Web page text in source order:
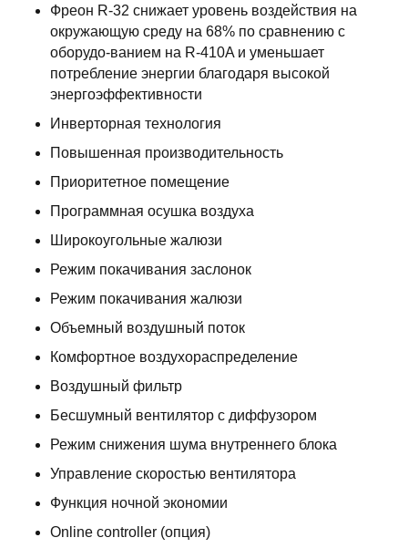
Фреон R-32 снижает уровень воздействия на
окружающую среду на 68% по сравнению с
оборудо-ванием на R-410A и уменьшает
потребление энергии благодаря высокой
энергоэффективности
Инверторная технология
Повышенная производительность
Приоритетное помещение
Программная осушка воздуха
Широкоугольные жалюзи
Режим покачивания заслонок
Режим покачивания жалюзи
Объемный воздушный поток
Комфортное воздухораспределение
Воздушный фильтр
Бесшумный вентилятор с диффузором
Режим снижения шума внутреннего блока
Управление скоростью вентилятора
Функция ночной экономии
Online controller (опция)